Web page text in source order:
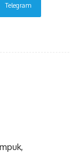
Telegram